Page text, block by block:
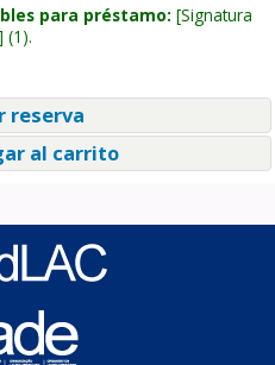
para préstamo: Signatura
(1).
reserva
al carrito